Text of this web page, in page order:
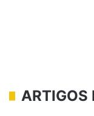
ARTIGOS